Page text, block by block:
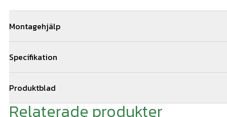
Montagehjälp
ni 5 års montage och materialgaranti. Vi samarbetar med ett
stängselmontörer och kan hjälpa till med montagearbetet i
av er till oss via offertformuläret för snabb kostnadsfri offert.
Specifikation
Produktblad
Ingjutningsmått enkel gånggrind (1).pdf
Relaterade produkter